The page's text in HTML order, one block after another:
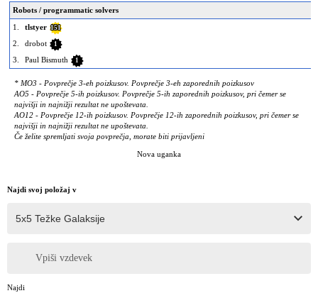
Robots / programmatic solvers
1.
tlstyer 151
2. drobot 1
3. Paul Bismuth 1
* MO3 - Povprečje 3-eh poizkusov. Povprečje 3-eh zaporednih poizkusov
AO5 - Povprečje 5-ih poizkusov. Povprečje 5-ih zaporednih poizkusov, pri čemer se
najvišji in najnižji rezultat ne upoštevata.
AO12 - Povprečje 12-ih poizkusov. Povprečje 12-ih zaporednih poizkusov, pri čemer se
najvišji in najnižji rezultat ne upoštevata.
Če želite spremljati svoja povprečja, morate biti prijavljeni
Nova uganka
Najdi svoj položaj v
Vpiši vzdevek
Najdi